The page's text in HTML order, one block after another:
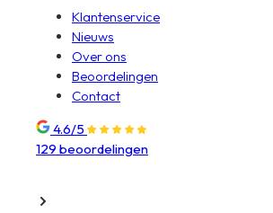
Klantenservice
Nieuws
Over ons
Beoordelingen
Contact
4.6/5
129 beoordelingen